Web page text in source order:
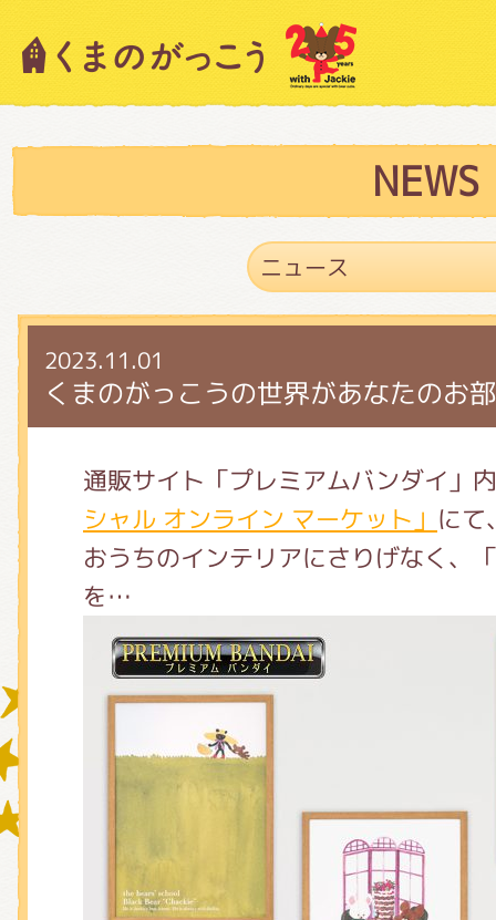
NEWS
2023.11.01
くまのがっこうの世界があなたのお
通販サイト「プレミアムバンダイ」内
シャル オンライン マーケット」 にて
おうちのインテリアにさりげなく、
を…
キャラクター紹介
スタッフブログ
絵本・作家紹介
ショップインフォメーション
グッズインフォメーション
ミュージカル・コンサート
おたのしみコンテンツ(クイズ・
チア ジャッキーズ！